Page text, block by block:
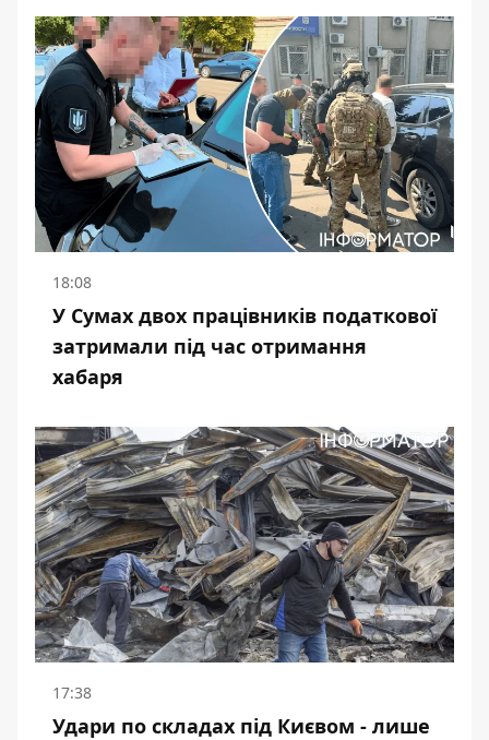
18:08
У Сумах двох працівників податкової
затримали під час отримання
хабаря
17:38
Удари по складах під Києвом - лише